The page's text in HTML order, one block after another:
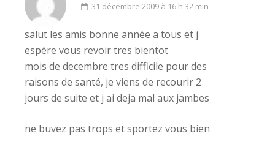
31 décembre 2009 à 16 h 32 min
salut les amis bonne année a tous et j
espère vous revoir tres bientot
mois de decembre tres difficile pour des
raisons de santé, je viens de recourir 2
jours de suite et j ai deja mal aux jambes
ne buvez pas trops et sportez vous bien